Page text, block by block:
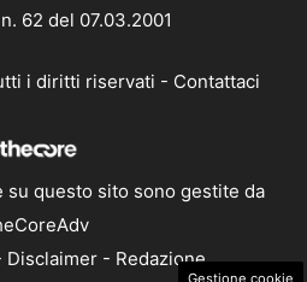
62 del 07.03.2001
i diritti riservati - Contattaci
su questo sito sono gestite da
Disclaimer- Redazione
Gestione cookie